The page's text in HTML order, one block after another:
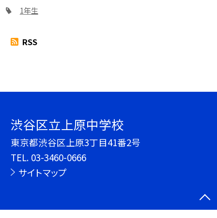
1年生
RSS
渋谷区立上原中学校
東京都渋谷区上原3丁目41番2号
TEL. 03-3460-0666
サイトマップ